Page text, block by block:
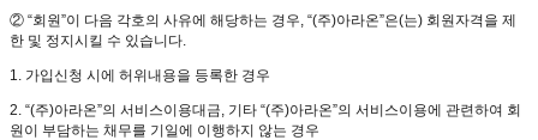
② “회원”이 다음 각호의 사유에 해당하는 경우, “(주)아라온”은(는) 회원자격을 제
한 및 정지시킬 수 있습니다.
1. 가입신청 시에 허위내용을 등록한 경우
2. “(주)아라온”의 서비스이용대금, 기타 “(주)아라온”의 서비스이용에 관련하여 회
원이 부담하는 채무를 기일에 이행하지 않는 경우